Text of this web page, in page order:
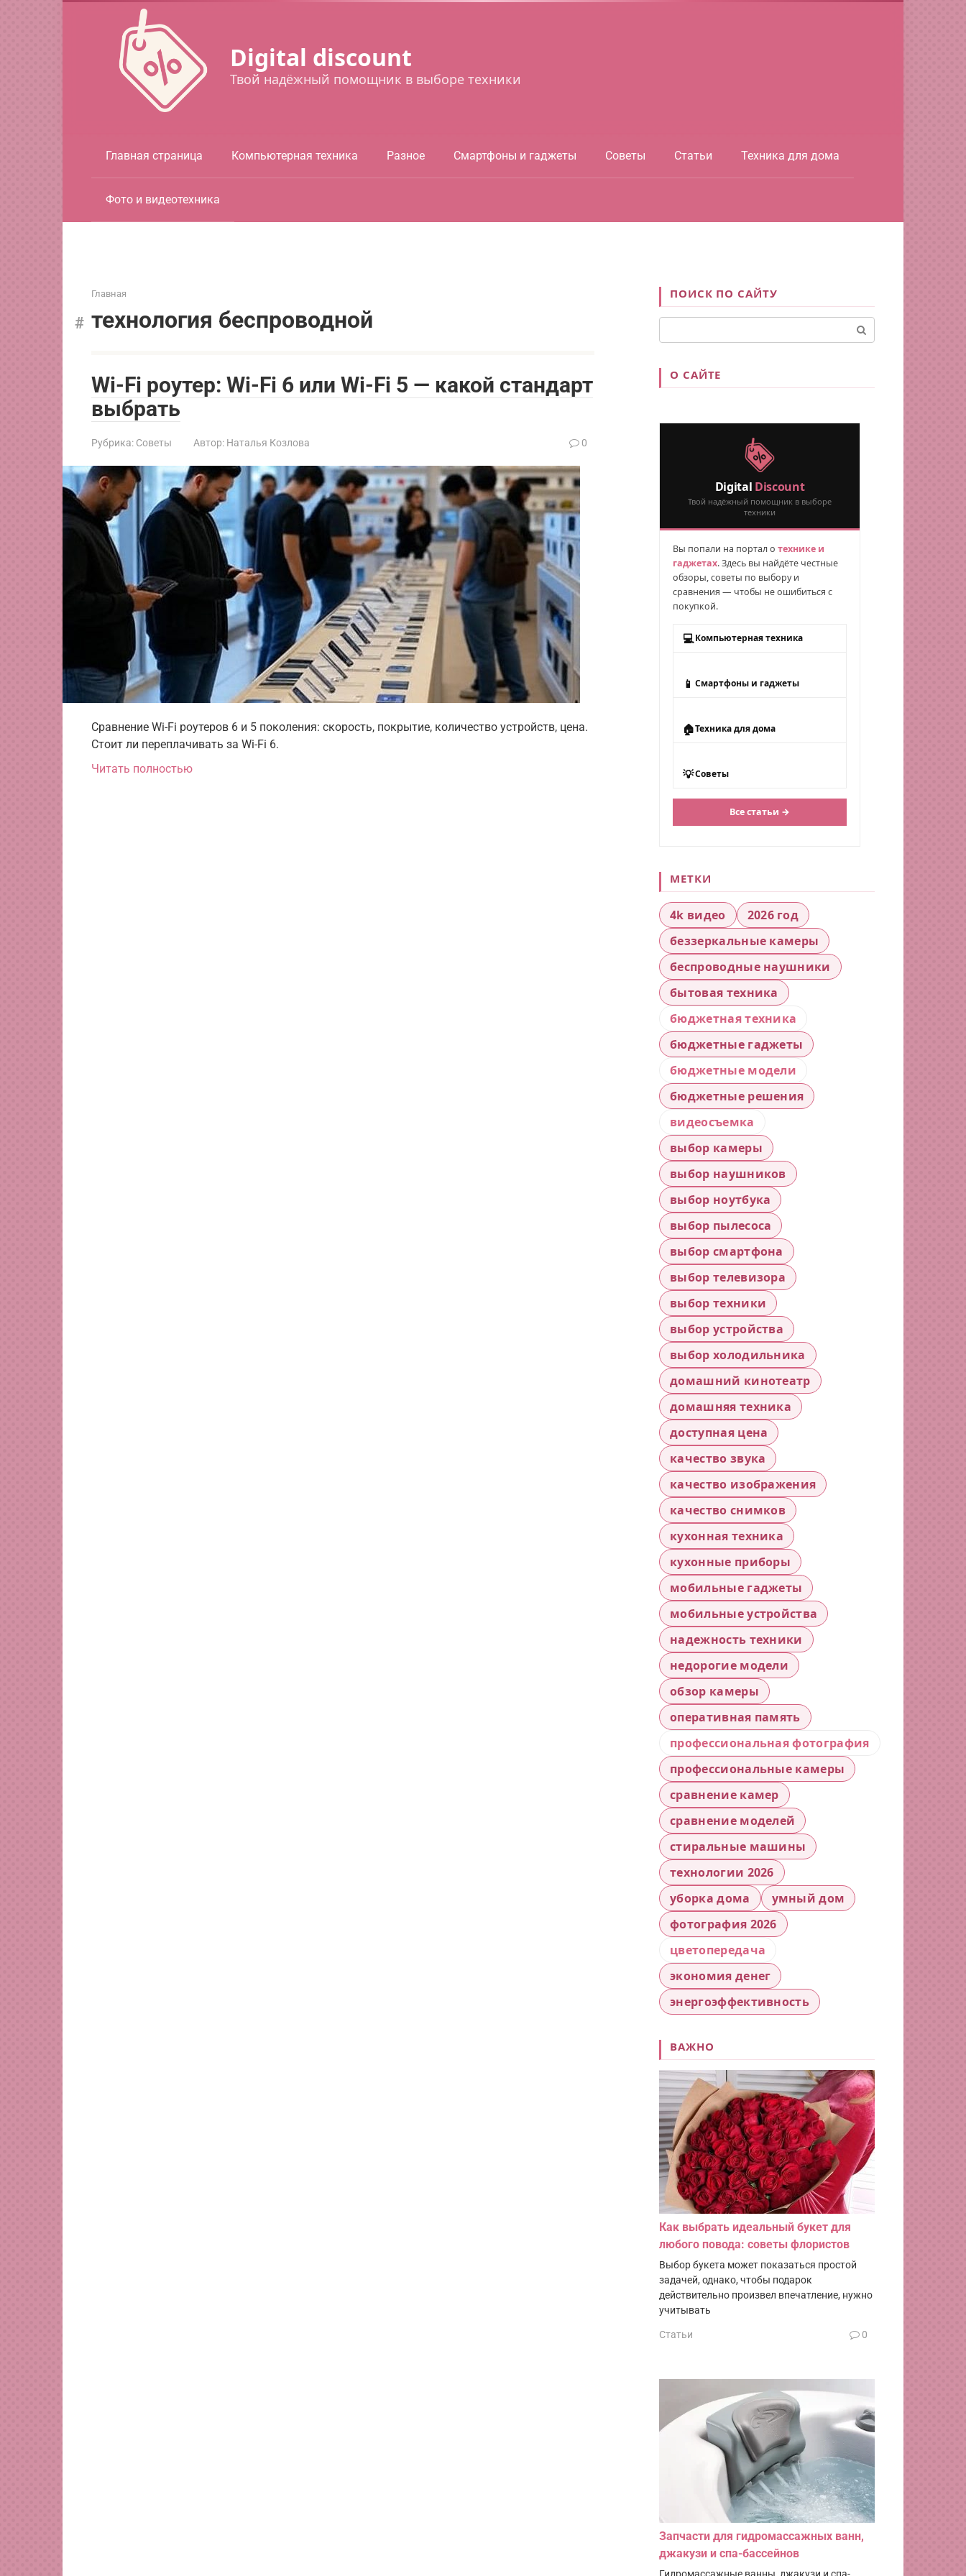
Digital discount
Твой надёжный помощник в выборе техники
Главная страница Компьютерная техника Разное Смартфоны и гаджеты Советы Статьи Техника для дома
Фото и видеотехника
Главная
технология беспроводной
Wi-Fi роутер: Wi-Fi 6 или Wi-Fi 5 — какой стандарт
выбрать
Рубрика: Советы Автор: Наталья Козлова 0
Сравнение Wi-Fi роутеров 6 и 5 поколения: скорость, покрытие, количество устройств, цена.
Стоит ли переплачивать за Wi-Fi 6.
Читать полностью
ПОИСК ПО САЙТУ
О САЙТЕ
Digital Discount
Твой надёжный помощник в выборе
техники
Вы попали на портал о технике и
гаджетах. Здесь вы найдёте честные
обзоры, советы по выбору и
сравнения — чтобы не ошибиться с
покупкой.
💻 Компьютерная техника
📱 Смартфоны и гаджеты
🏠Техника для дома
💡Советы
Все статьи →
МЕТКИ
4k видео
2026 год
беззеркальные камеры
беспроводные наушники
бытовая техника
бюджетная техника
бюджетные гаджеты
бюджетные модели
бюджетные решения
видеосъемка
выбор камеры
выбор наушников
выбор ноутбука
выбор пылесоса
выбор смартфона
выбор телевизора
выбор техники
выбор устройства
выбор холодильника
домашний кинотеатр
домашняя техника
доступная цена
качество звука
качество изображения
качество снимков
кухонная техника
кухонные приборы
мобильные гаджеты
мобильные устройства
надежность техники
недорогие модели
обзор камеры
оперативная память
профессиональная фотография
профессиональные камеры
сравнение камер
сравнение моделей
стиральные машины
технологии 2026
уборка дома
умный дом
фотография 2026
цветопередача
экономия денег
энергоэффективность
ВАЖНО
Как выбрать идеальный букет для
любого повода: советы флористов
Выбор букета может показаться простой
задачей, однако, чтобы подарок
действительно произвел впечатление, нужно
учитывать
Статьи 0
Запчасти для гидромассажных ванн,
джакузи и спа-бассейнов